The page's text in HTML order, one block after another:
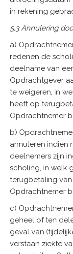
in rekening
5.3 Annulering
a)
redenen de
deelname van
Opdrachtgever
te weigeren, in
heeft op
Opdrachtnemer
b)
annuleren indien
deelnemers zijn
scholing, in welk
terugbetaling
Opdrachtnemer
c)
geheel of ten
geval van
verstaan ziekte